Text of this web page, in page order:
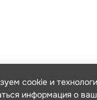
cookie и
информация о